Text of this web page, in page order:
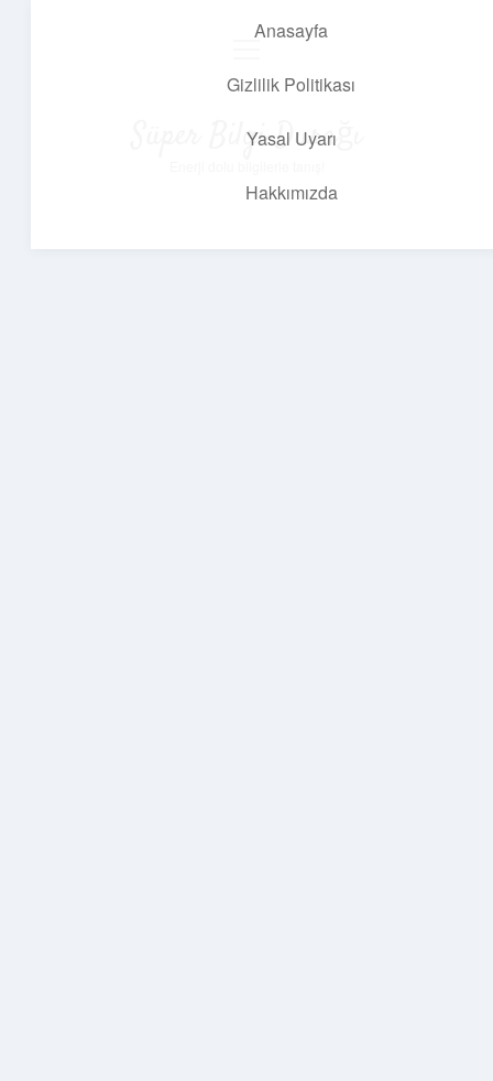
Anasayfa
Gizlilik Politikası
Yasal Uyarı
Hakkımızda
Süper Bilgi Durağı